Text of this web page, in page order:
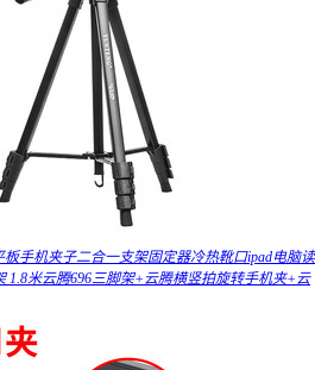
手机夹子二合一支架固定器冷热靴口ipad电脑读
1.8米云腾696三脚架+云腾横竖拍旋转手机夹+云